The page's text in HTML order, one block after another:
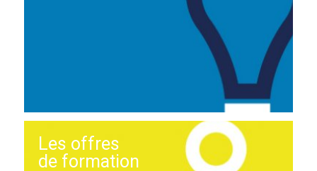
Les offres
de formation